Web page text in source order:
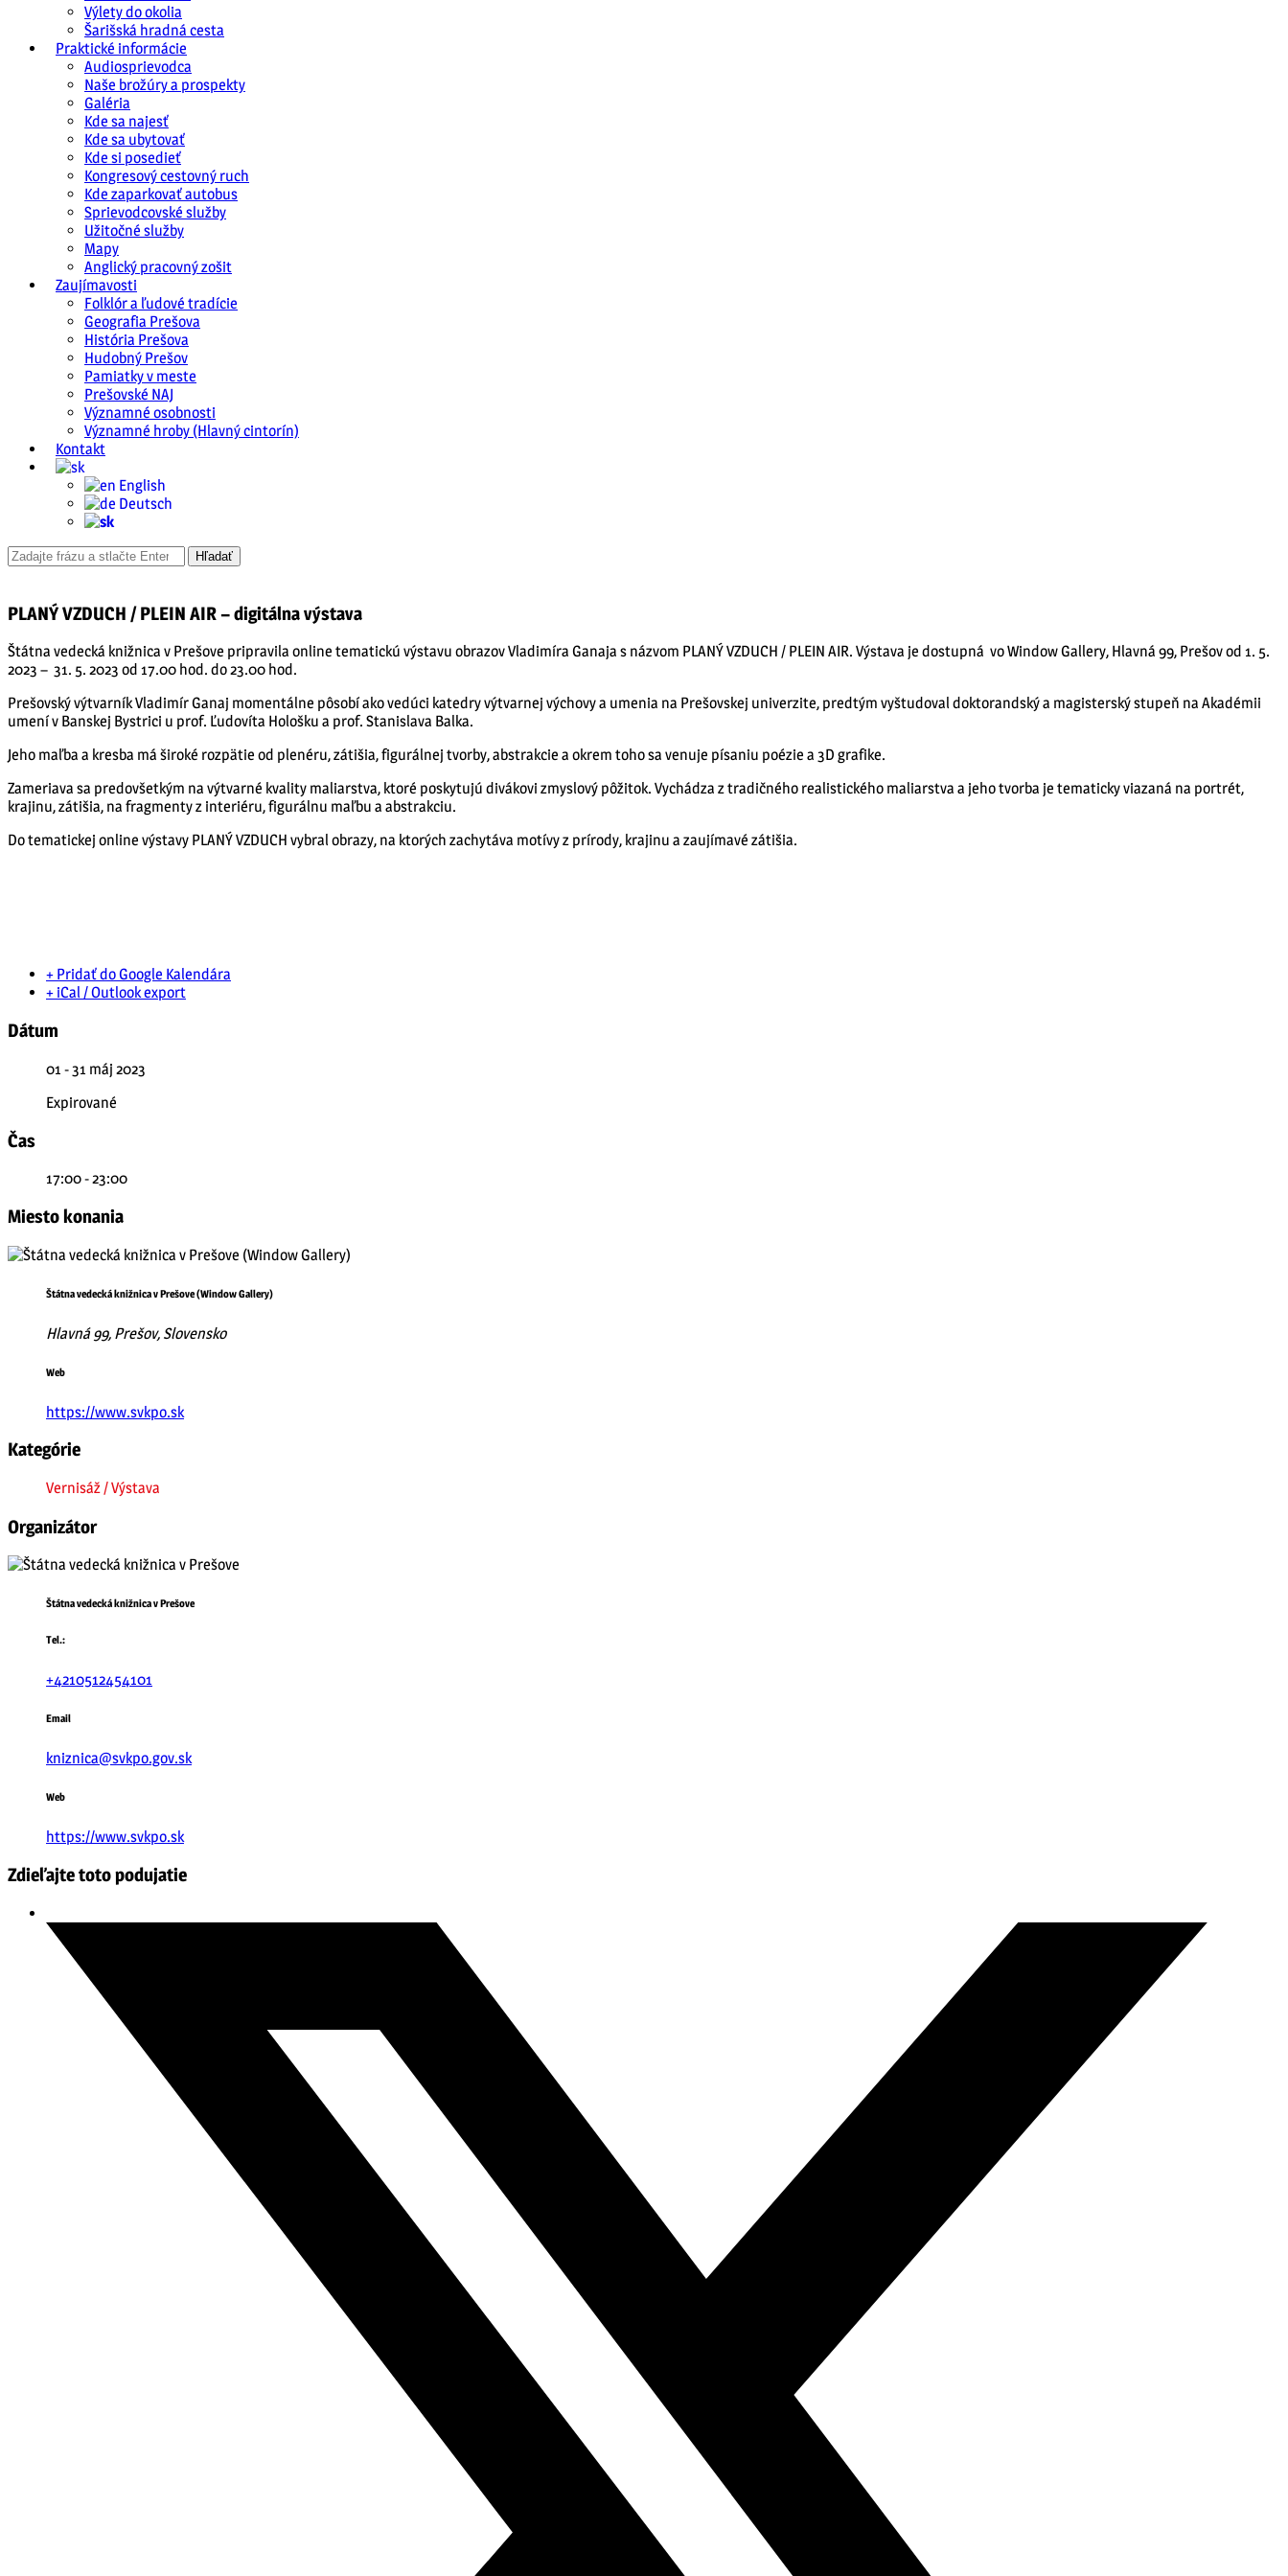
Výlety do okolia
Šarišská hradná cesta
Praktické informácie
Audiosprievodca
Naše brožúry a prospekty
Galéria
Kde sa najesť
Kde sa ubytovať
Kde si posedieť
Kongresový cestovný ruch
Kde zaparkovať autobus
Sprievodcovské služby
Užitočné služby
Mapy
Anglický pracovný zošit
Zaujímavosti
Folklór a ľudové tradície
Geografia Prešova
História Prešova
Hudobný Prešov
Pamiatky v meste
Prešovské NAJ
Významné osobnosti
Významné hroby (Hlavný cintorín)
Kontakt
English
Deutsch
PLANÝ VZDUCH / PLEIN AIR – digitálna výstava
Štátna vedecká knižnica v Prešove pripravila online tematickú výstavu obrazov Vladimíra Ganaja s názvom PLANÝ VZDUCH / PLEIN AIR. Výstava je dostupná vo Window Gallery, Hlavná 99, Prešov od 1. 5.
2023 – 31. 5. 2023 od 17.00 hod. do 23.00 hod.
Prešovský výtvarník Vladimír Ganaj momentálne pôsobí ako vedúci katedry výtvarnej výchovy a umenia na Prešovskej univerzite, predtým vyštudoval doktorandský a magisterský stupeň na Akadémii
umení v Banskej Bystrici u prof. Ľudovíta Hološku a prof. Stanislava Balka.
Jeho maľba a kresba má široké rozpätie od plenéru, zátišia, figurálnej tvorby, abstrakcie a okrem toho sa venuje písaniu poézie a 3D grafike.
Zameriava sa predovšetkým na výtvarné kvality maliarstva, ktoré poskytujú divákovi zmyslový pôžitok. Vychádza z tradičného realistického maliarstva a jeho tvorba je tematicky viazaná na portrét,
krajinu, zátišia, na fragmenty z interiéru, figurálnu maľbu a abstrakciu.
Do tematickej online výstavy PLANÝ VZDUCH vybral obrazy, na ktorých zachytáva motívy z prírody, krajinu a zaujímavé zátišia.
+ Pridať do Google Kalendára
+ iCal / Outlook export
Dátum
01 - 31 máj 2023
Expirované
Čas
17:00 - 23:00
Miesto konania
Štátna vedecká knižnica v Prešove (Window Gallery)
Hlavná 99, Prešov, Slovensko
Web
https://www.svkpo.sk
Kategórie
Vernisáž / Výstava
Organizátor
Štátna vedecká knižnica v Prešove
Tel.:
+4210512454101
Email
kniznica@svkpo.gov.sk
Web
https://www.svkpo.sk
Zdieľajte toto podujatie